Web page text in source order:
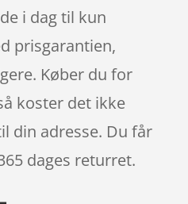
i dag til kun
prisgarantien,
Køber du for
koster det ikke
din adresse. Du får
dages returret.